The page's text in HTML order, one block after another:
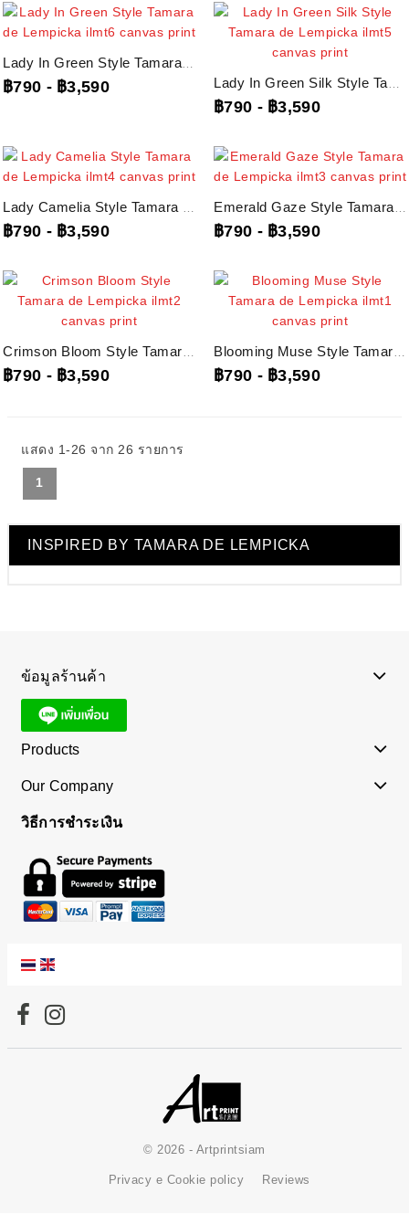
฿790 - ฿3,590
฿790 - ฿3,590
฿790 - ฿3,590 ฿790 - ฿3,590
฿790 - ฿3,590 ฿790 - ฿3,590
แสดง 1-26 จาก 26 รายการ
1
INSPIRED BY TAMARA DE LEMPICKA
ข้อมูลร้านค้า
Products
Our Company
วิธีการชำระเงิน
© 2026 - Artprintsiam
Privacy e Cookie policy Reviews